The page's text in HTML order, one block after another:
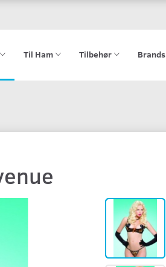
Til Ham Tilbehør Brands